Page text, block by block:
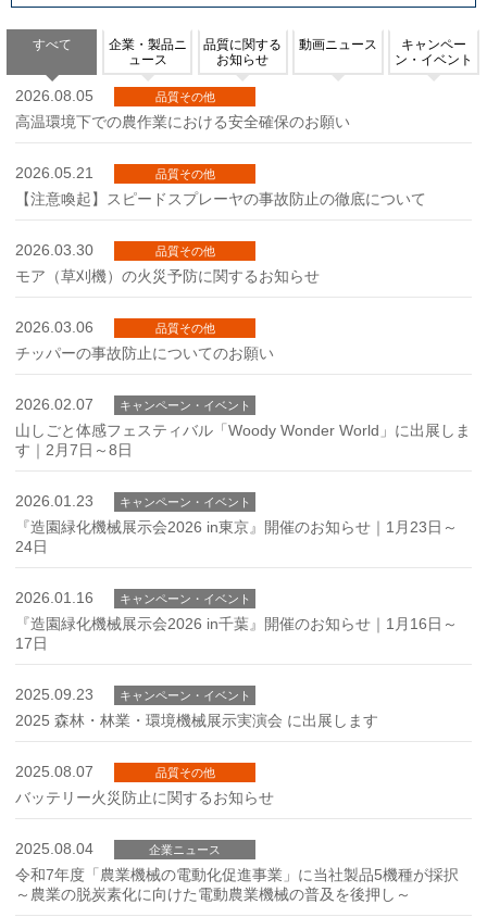
すべて
企業・製品ニ
ュース
品質に関する
お知らせ
動画ニュース
キャンペー
ン・イベント
2026.08.05 品質その他
高温環境下での農作業における安全確保のお願い
2026.05.21 品質その他
【注意喚起】スピードスプレーヤの事故防止の徹底について
2026.03.30 品質その他
モア（草刈機）の火災予防に関するお知らせ
2026.03.06 品質その他
チッパーの事故防止についてのお願い
2026.02.07 キャンペーン・イベント
山しごと体感フェスティバル「Woody Wonder World」に出展しま
す｜2月7日～8日
2026.01.23 キャンペーン・イベント
『造園緑化機械展示会2026 in東京』開催のお知らせ｜1月23日～
24日
2026.01.16 キャンペーン・イベント
『造園緑化機械展示会2026 in千葉』開催のお知らせ｜1月16日～
17日
2025.09.23 キャンペーン・イベント
2025 森林・林業・環境機械展示実演会 に出展します
2025.08.07 品質その他
バッテリー火災防止に関するお知らせ
2025.08.04 企業ニュース
令和7年度「農業機械の電動化促進事業」に当社製品5機種が採択
～農業の脱炭素化に向けた電動農業機械の普及を後押し～